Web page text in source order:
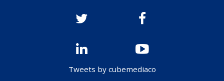
Tweets by cubemediaco